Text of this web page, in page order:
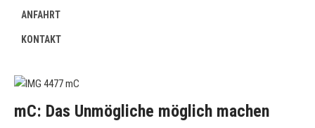
ANFAHRT
KONTAKT
mC: Das Unmögliche möglich machen